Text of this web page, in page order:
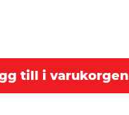
till i varukorgen